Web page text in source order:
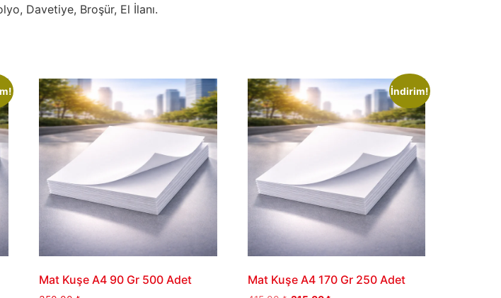
Davetiye, Broşür, El İlanı.
Mat Kuşe A4 90 Gr 500 Adet
İndirim!
Mat Kuşe A4 170 Gr 250 Adet